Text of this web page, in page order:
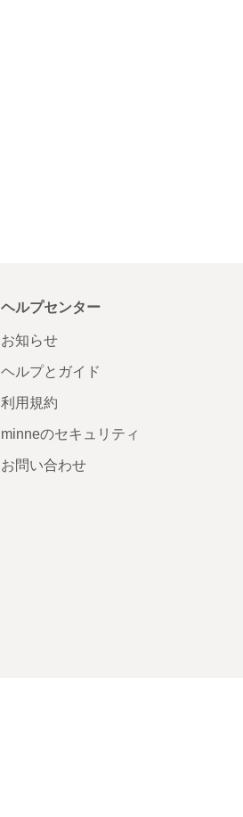
ヘルプセンター
お知らせ
ヘルプとガイド
利用規約
minneのセキュリティ
お問い合わせ